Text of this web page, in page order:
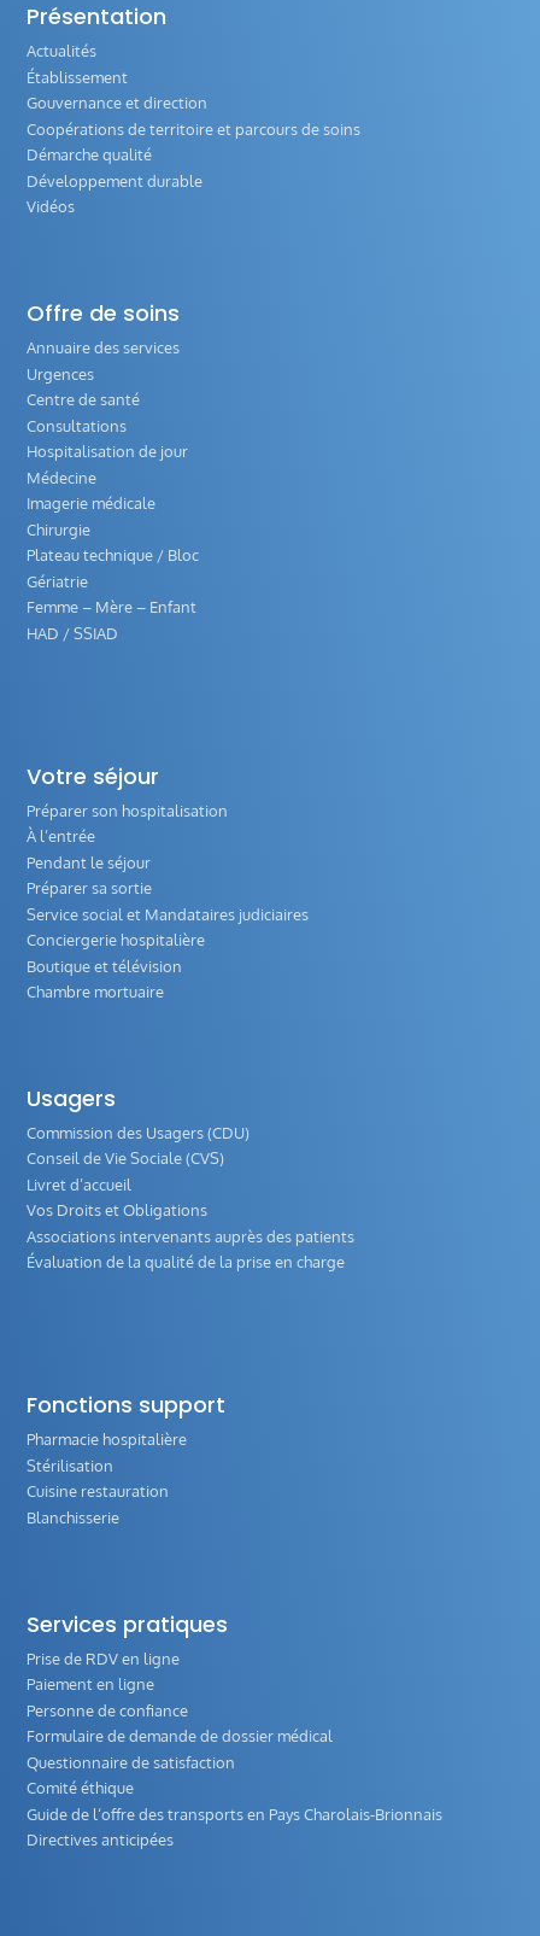
Présentation
Actualités
Établissement
Gouvernance et direction
Coopérations de territoire et parcours de soins
Démarche qualité
Développement durable
Vidéos
Offre de soins
Annuaire des services
Urgences
Centre de santé
Consultations
Hospitalisation de jour
Médecine
Imagerie médicale
Chirurgie
Plateau technique / Bloc
Gériatrie
Femme – Mère – Enfant
HAD / SSIAD
Votre séjour
Préparer son hospitalisation
À l’entrée
Pendant le séjour
Préparer sa sortie
Service social et Mandataires judiciaires
Conciergerie hospitalière
Boutique et télévision
Chambre mortuaire
Usagers
Commission des Usagers (CDU)
Conseil de Vie Sociale (CVS)
Livret d’accueil
Vos Droits et Obligations
Associations intervenants auprès des patients
Évaluation de la qualité de la prise en charge
Fonctions support
Pharmacie hospitalière
Stérilisation
Cuisine restauration
Blanchisserie
Services pratiques
Prise de RDV en ligne
Paiement en ligne
Personne de confiance
Formulaire de demande de dossier médical
Questionnaire de satisfaction
Comité éthique
Guide de l‘offre des transports en Pays Charolais-Brionnais
Directives anticipées